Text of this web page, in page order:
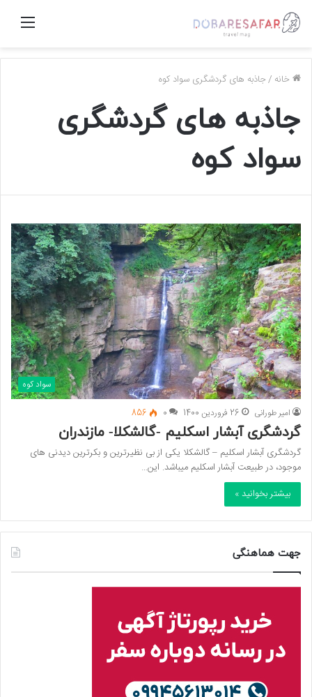
منو
خانه /جاذبه های گردشگری سواد کوه
جاذبه های گردشگری
سواد کوه
سواد کوه
امیر طورانی 26 فروردین 1400 0
856
گردشگری آبشار اسکلیم -گالشکلا- مازندران
گردشگری آبشار اسکلیم – گالشکلا یکی از بی نظیرترین و بکرترین دیدنی های
موجود، در طبیعت آبشار اسکلیم میباشد. این…
بیشتر بخوانید »
جهت هماهنگی